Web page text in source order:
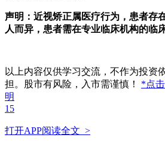
声明：近视矫正属医疗行为，患者存
人而异，患者需在专业临床机构的临
以上内容仅供学习交流，不作为投资
担。股市有风险，入市需谨慎！ *点
明
15
打开APP阅读全文 >